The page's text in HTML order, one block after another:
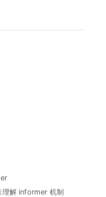
理解 informer 机制